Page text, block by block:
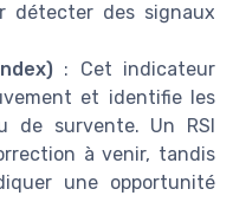
détecter des signaux
: Cet indicateur
et identifie les
de survente. Un RSI
à venir, tandis
une opportunité